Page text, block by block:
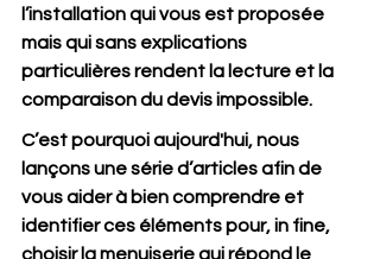
l’installation qui vous est proposée
mais qui sans explications
particulières rendent la lecture et la
comparaison du devis impossible.
C’est pourquoi aujourd'hui, nous
lançons une série d’articles afin de
vous aider à bien comprendre et
identifier ces éléments pour, in fine,
choisir la menuiserie qui répond le